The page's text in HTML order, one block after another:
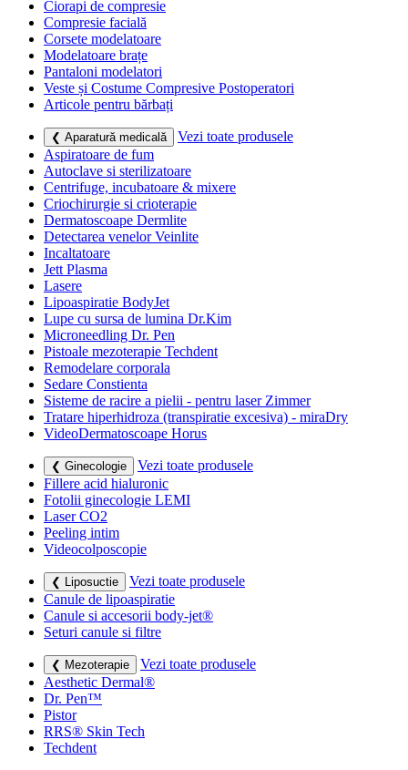
Ciorapi de compresie
Compresie facială
Corsete modelatoare
Modelatoare brațe
Pantaloni modelatori
Veste și Costume Compresive Postoperatori
Articole pentru bărbați
❮ Aparatură medicală
Vezi toate produsele
Aspiratoare de fum
Autoclave si sterilizatoare
Centrifuge, incubatoare & mixere
Criochirurgie si crioterapie
Dermatoscoape Dermlite
Detectarea venelor Veinlite
Incaltatoare
Jett Plasma
Lasere
Lipoaspiratie BodyJet
Lupe cu sursa de lumina Dr.Kim
Microneedling Dr. Pen
Pistoale mezoterapie Techdent
Remodelare corporala
Sedare Constienta
Sisteme de racire a pielii - pentru laser Zimmer
Tratare hiperhidroza (transpiratie excesiva) - miraDry
VideoDermatoscoape Horus
❮ Ginecologie
Vezi toate produsele
Fillere acid hialuronic
Fotolii ginecologie LEMI
Laser CO2
Peeling intim
Videocolposcopie
❮ Liposuctie
Vezi toate produsele
Canule de lipoaspiratie
Canule si accesorii body-jet®
Seturi canule si filtre
❮ Mezoterapie
Vezi toate produsele
Aesthetic Dermal®
Dr. Pen™
Pistor
RRS® Skin Tech
Techdent